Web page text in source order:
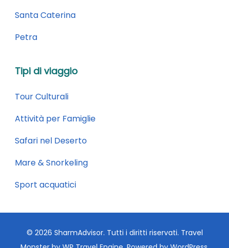
Santa Caterina
Petra
Tipi di viaggio
Tour Culturali
Attività per Famiglie
Safari nel Deserto
Mare & Snorkeling
Sport acquatici
© 2026 SharmAdvisor. Tutti i diritti riservati. Travel